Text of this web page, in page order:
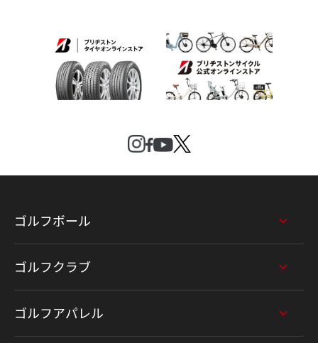
ゴルフボール
ゴルフクラブ
ゴルフアパレル